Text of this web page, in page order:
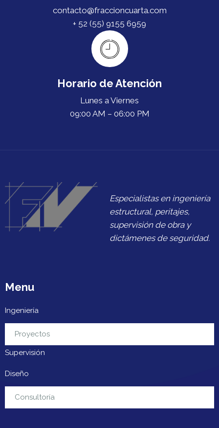
contacto@fraccioncuarta.com
+ 52 (55) 9155 6959
Horario de Atención
Lunes a Viernes
09:00 AM – 06:00 PM
Especialistas en ingeniería
estructural, peritajes,
supervisión de obra y
dictámenes de seguridad.
Menu
Ingeniería
Proyectos
Urbanización
Supervisión
Diseño
Consultoría
Contacto